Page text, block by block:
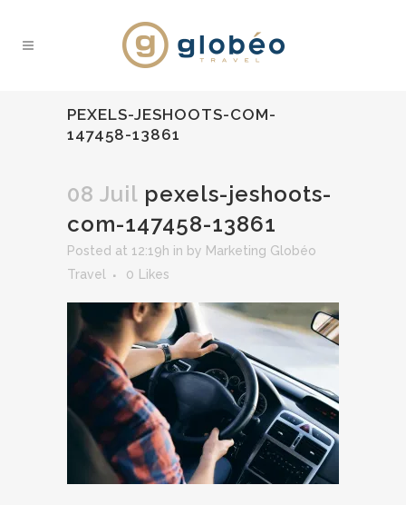
PEXELS-JESHOOTS-COM-
147458-13861
08 Juil pexels-jeshoots-
com-147458-13861
Posted at 12:19h in by Marketing Globéo
Travel
0 Likes